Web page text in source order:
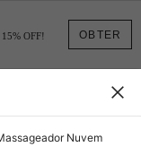
OBTER
OFF!
Nuvem